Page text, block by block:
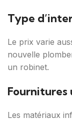
Type
Le prix varie
nouvelle
un robinet.
Fournitures
Les matériaux